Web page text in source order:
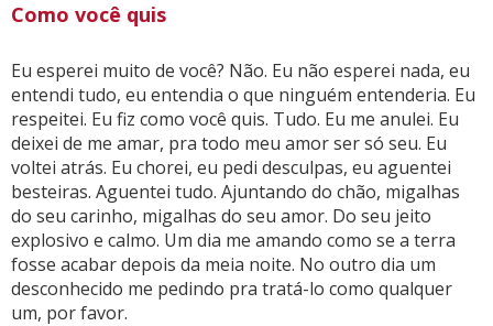
Como você quis
Eu esperei muito de você? Não. Eu não esperei nada, eu
entendi tudo, eu entendia o que ninguém entenderia. Eu
respeitei. Eu fiz como você quis. Tudo. Eu me anulei. Eu
deixei de me amar, pra todo meu amor ser só seu. Eu
voltei atrás. Eu chorei, eu pedi desculpas, eu aguentei
besteiras. Aguentei tudo. Ajuntando do chão, migalhas
do seu carinho, migalhas do seu amor. Do seu jeito
explosivo e calmo. Um dia me amando como se a terra
fosse acabar depois da meia noite. No outro dia um
desconhecido me pedindo pra tratá-lo como qualquer
um, por favor.